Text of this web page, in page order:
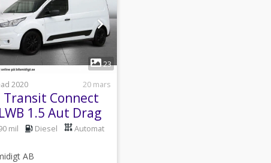
1
23
2020
20 mars
Transit Connect
1.5 Aut Drag
Kamera P-Sens
mil Diesel Automat
AB